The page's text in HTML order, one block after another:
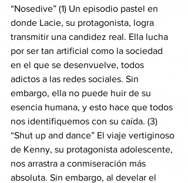
“Nosedive” (1) Un episodio pastel en
donde Lacie, su protagonista, logra
transmitir una candidez real. Ella lucha
por ser tan artificial como la sociedad
en el que se desenvuelve, todos
adictos a las redes sociales. Sin
embargo, ella no puede huir de su
esencia humana, y esto hace que todos
nos identifiquemos con su caída. (3)
“Shut up and dance” El viaje vertiginoso
de Kenny, su protagonista adolescente,
nos arrastra a conmiseración más
absoluta. Sin embargo, al develar el